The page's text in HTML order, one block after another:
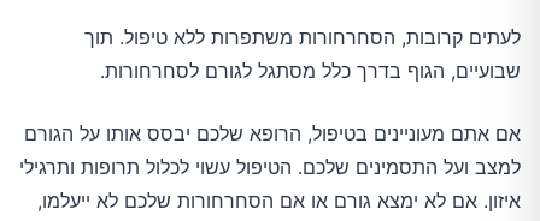
לעתים קרובות, הסחרחורות משתפרות ללא טיפול. תוך
שבועיים, הגוף בדרך כלל מסתגל לגורם לסחרחורות.
אם אתם מעוניינים בטיפול, הרופא שלכם יבסס אותו על הגורם
למצב ועל התסמינים שלכם. הטיפול עשוי לכלול תרופות ותרגילי
איזון. אם לא ימצא גורם או אם הסחרחורות שלכם לא ייעלמו,